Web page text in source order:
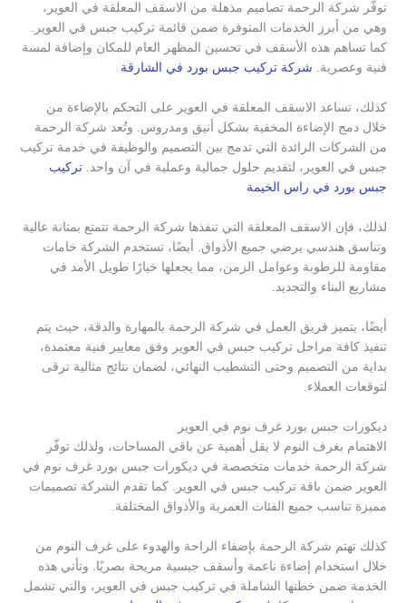
توفّر شركة الرحمة تصاميم مذهلة من الاسقف المعلقة في العوير،
وهي من أبرز الخدمات المتوفرة ضمن قائمة تركيب جبس في العوير.
كما تساهم هذه الأسقف في تحسين المظهر العام للمكان وإضافة لمسة
فنية وعصرية. شركة تركيب جبس بورد في الشارقة
كذلك، تساعد الاسقف المعلقة في العوير على التحكم بالإضاءة من
خلال دمج الإضاءة المخفية بشكل أنيق ومدروس. وتُعد شركة الرحمة
من الشركات الرائدة التي تدمج بين التصميم والوظيفة في خدمة تركيب
جبس في العوير، لتقديم حلول جمالية وعملية في آن واحد.تركيب
جبس بورد في راس الخيمة
لذلك، فإن الاسقف المعلقة التي تنفذها شركة الرحمة تتمتع بمتانة عالية
وتناسق هندسي يرضي جميع الأذواق. أيضًا، تستخدم الشركة خامات
مقاومة للرطوبة وعوامل الزمن، مما يجعلها خيارًا طويل الأمد في
مشاريع البناء والتجديد.
أيضًا، يتميز فريق العمل في شركة الرحمة بالمهارة والدقة، حيث يتم
تنفيذ كافة مراحل تركيب جبس في العوير وفق معايير فنية معتمدة،
بداية من التصميم وحتى التشطيب النهائي، لضمان نتائج مثالية ترقى
لتوقعات العملاء.
ديكورات جبس بورد غرف نوم في العوير
الاهتمام بغرف النوم لا يقل أهمية عن باقي المساحات، ولذلك توفّر
شركة الرحمة خدمات متخصصة في ديكورات جبس بورد غرف نوم في
العوير ضمن باقة تركيب جبس في العوير. كما تقدم الشركة تصميمات
مميزة تناسب جميع الفئات العمرية والأذواق المختلفة.
كذلك تهتم شركة الرحمة بإضفاء الراحة والهدوء على غرف النوم من
خلال استخدام إضاءة ناعمة وأسقف جبسية مريحة بصريًا. وتأتي هذه
الخدمة ضمن خطتها الشاملة في تركيب جبس في العوير، والتي تشمل